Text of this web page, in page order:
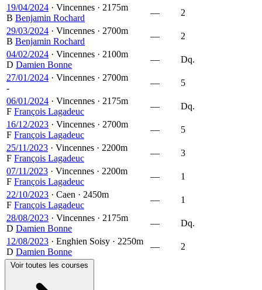
19/04/2024 · Vincennes · 2175m
B Benjamin Rochard
—
2
29/03/2024 · Vincennes · 2700m
B Benjamin Rochard
—
2
04/02/2024 · Vincennes · 2100m
D Damien Bonne
—
Dq.
27/01/2024 · Vincennes · 2700m
-
—
5
06/01/2024 · Vincennes · 2175m
F François Lagadeuc
—
Dq.
16/12/2023 · Vincennes · 2700m
F François Lagadeuc
—
5
25/11/2023 · Vincennes · 2200m
F François Lagadeuc
—
3
07/11/2023 · Vincennes · 2200m
F François Lagadeuc
—
1
22/10/2023 · Caen · 2450m
F François Lagadeuc
—
1
28/08/2023 · Vincennes · 2175m
D Damien Bonne
—
Dq.
12/08/2023 · Enghien Soisy · 2250m
D Damien Bonne
— 2
Voir toutes les courses